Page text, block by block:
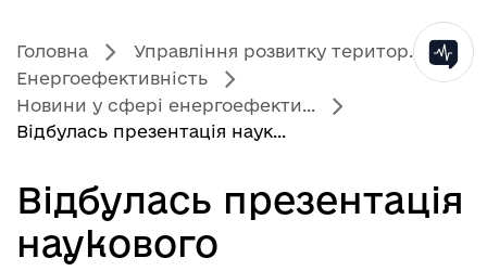
Головна
Управління розвитку територ...
Енергоефективність
Новини у сфері енергоефекти...
Відбулась презентація наук...
Відбулась презентація
наукового